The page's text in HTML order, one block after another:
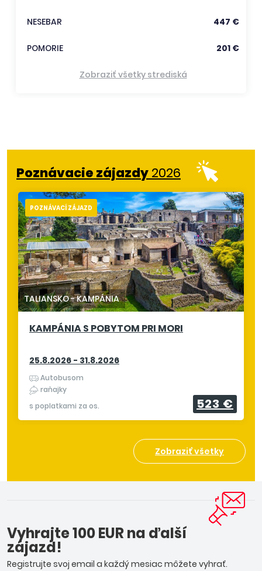
NESEBAR 447 €
POMORIE 201 €
Zobraziť všetky strediská
Poznávacie zájazdy 2026
POZNÁVACÍ ZÁJAZD
TALIANSKO-KAMPÁNIA
KAMPÁNIA S POBYTOM PRI MORI
25.8.2026 - 31.8.2026
Autobusom
raňajky
s poplatkami za os.
523 €
Zobraziť všetky
Vyhrajte 100 EUR na ďalší
zájazd!
Registrujte svoj email a každý mesiac môžete vyhrať.